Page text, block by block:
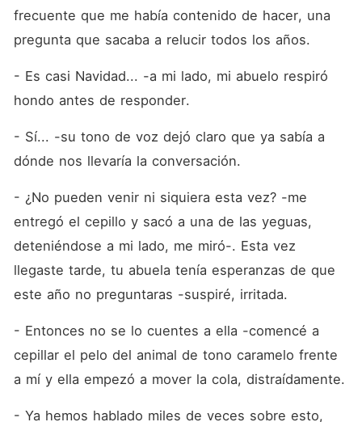
frecuente que me había contenido de hacer, una
pregunta que sacaba a relucir todos los años.
- Es casi Navidad... -a mi lado, mi abuelo respiró
hondo antes de responder.
- Sí... -su tono de voz dejó claro que ya sabía a
dónde nos llevaría la conversación.
- ¿No pueden venir ni siquiera esta vez? -me
entregó el cepillo y sacó a una de las yeguas,
deteniéndose a mi lado, me miró-. Esta vez
llegaste tarde, tu abuela tenía esperanzas de que
este año no preguntaras -suspiré, irritada.
- Entonces no se lo cuentes a ella -comencé a
cepillar el pelo del animal de tono caramelo frente
a mí y ella empezó a mover la cola, distraídamente.
- Ya hemos hablado miles de veces sobre esto,